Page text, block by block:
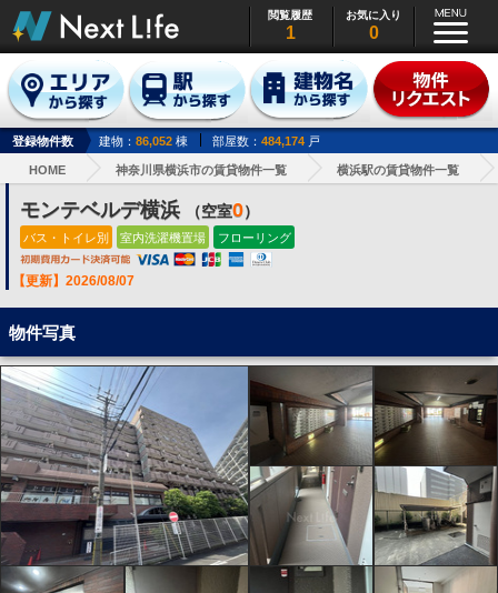
閲覧履歴
1
お気に入り
0
登録物件数 建物： 86,052 棟 部屋数： 484,174 戸
HOME 神奈川県横浜市の賃貸物件一覧 横浜駅の賃貸物件一覧
モンテベルデ横浜 （空室0）
バス・トイレ別 室内洗濯機置場 フローリング
【更新】2026/08/07
物件写真